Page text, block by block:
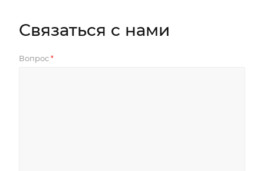
Связаться с нами
Вопрос *